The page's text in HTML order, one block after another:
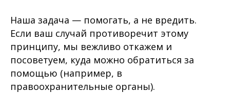
Наша задача — помогать, а не вредить.
Если ваш случай противоречит этому
принципу, мы вежливо откажем и
посоветуем, куда можно обратиться за
помощью (например, в
правоохранительные органы).